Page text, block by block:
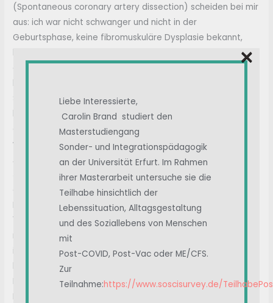
(Spontaneous coronary artery dissection) scheiden bei mir
aus: ich war nicht schwanger und nicht in der
Geburtsphase, keine fibromuskuläre Dysplasie bekannt,
keine übermäßige körperliche Anstrengung, keinen
her), keine erblichen Faktoren (vaskuläre Ehlers-Danlos-
Syndrom/kein Marfan-Syndrom), keinen Bluthochdruck,
keinen Drogenkonsum. Ich habe bei jedem Arztgespräch
auf die Boosterimpfung hingewiesen, aber keiner der Ärzte
wollte sich mit diesem Thema beschäftigen oder dazu eine
Ausssage treffen. Lediglich mein Hausarzt, der mich seit
Jahren kennt, hat sofort reagiert und die eigentlich
gesetzlich vorgeschriebene Meldung meines Falles an das
PEI vorgenommen. Vom PEI habe ich bis heute (Stand
13.02.2023 ist jetzt genau ein Jahr) gar nichts gehört und
mein Hausarzt ebenfalls nicht. Wie alle Betroffenen laufe
ich gegen Wände (ob Behörden oder Ärzte), bekomme
keine Info oder noch besser auch keinen Termin (Uni
Marburg Post-Vac-Ambulanz warte ich nun seit über 6
Monaten auf eine Antwortd/Termin). Ich werde auch nicht
Liebe Interessierte,
Carolin Brand studiert den
Masterstudiengang
Sonder- und Integrationspädagogik
an der Universität Erfurt. Im Rahmen
ihrer Masterarbeit untersuche sie die
Teilhabe hinsichtlich der
Lebenssituation, Alltagsgestaltung
und des Soziallebens von Menschen
mit
Post-COVID, Post-Vac oder ME/CFS.
Zur
Teilnahme:https://www.soscisurvey.de/
×